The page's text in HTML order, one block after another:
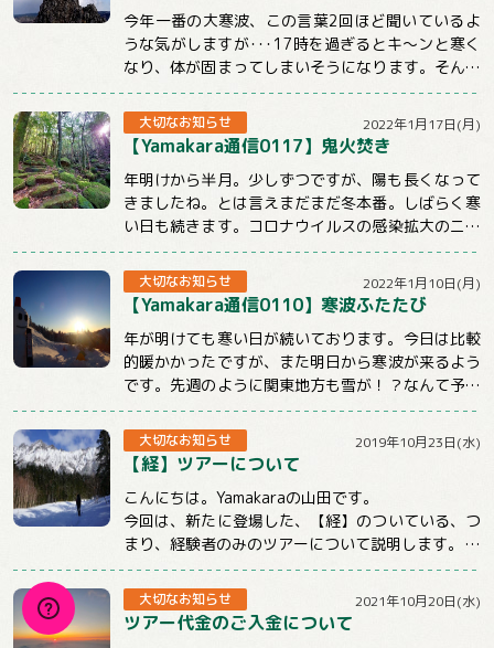
今年一番の大寒波、この言葉2回ほど聞いているよ
うな気がしますが･･･17時を過ぎるとキ～ンと寒く
なり、体が固まってしまいそうになります。そんな
時こそ体を動かしてぽかぽかにしないとだめ...
大切なお知らせ 2022年1月17日(月)
【Yamakara通信0117】鬼火焚き
年明けから半月。少しずつですが、陽も長くなって
きましたね。とは言えまだまだ冬本番。しばらく寒
い日も続きます。コロナウイルスの感染拡大のニュ
ースも気になる状況ですが、体調管理と感染対策...
大切なお知らせ 2022年1月10日(月)
【Yamakara通信0110】寒波ふたたび
年が明けても寒い日が続いております。今日は比較
的暖かかったですが、また明日から寒波が来るよう
です。先週のように関東地方も雪が！？なんて予報
もチラホラでています。山に行くときもそうでな...
大切なお知らせ 2019年10月23日(水)
【経】ツアーについて
こんにちは。Yamakaraの山田です。
今回は、新たに登場した、【経】のついている、つ
まり、経験者のみのツアーについて説明します。
まず、この【経】のついているツアーは雪山のみ...
大切なお知らせ 2021年10月20日(水)
ツアー代金のご入金について